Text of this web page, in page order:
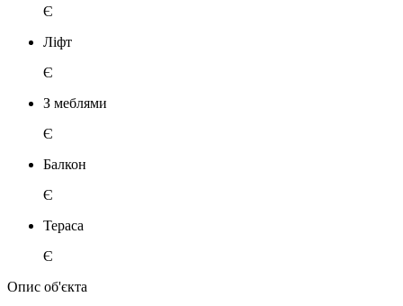
Є
Ліфт
Є
З меблями
Є
Балкон
Є
Тераса
Є
Опис об'єкта